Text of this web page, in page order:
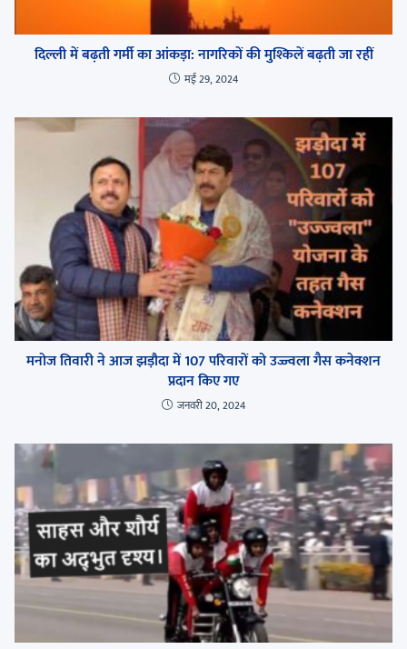
दिल्ली में बढ़ती गर्मी का आंकड़ा: नागरिकों की मुश्किलें बढ़ती जा रहीं
मई 29, 2024
मनोज तिवारी ने आज झड़ौदा में 107 परिवारों को उज्ज्वला गैस कनेक्शन
प्रदान किए गए
जनवरी 20, 2024